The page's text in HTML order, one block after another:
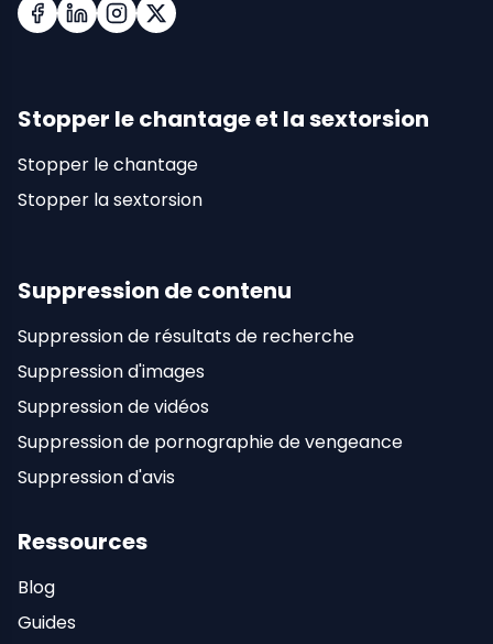
Facebook
LinkedInInstagramX (Twitter)
Stopper le chantage et la sextorsion
Stopper le chantage
Stopper la sextorsion
Suppression de contenu
Suppression de résultats de recherche
Suppression d'images
Suppression de vidéos
Suppression de pornographie de vengeance
Suppression d'avis
Ressources
Blog
Guides